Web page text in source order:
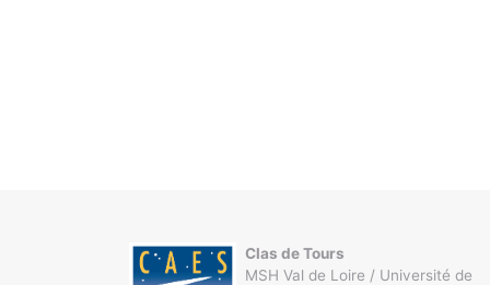
Clas de Tours
MSH Val de Loire / Université de